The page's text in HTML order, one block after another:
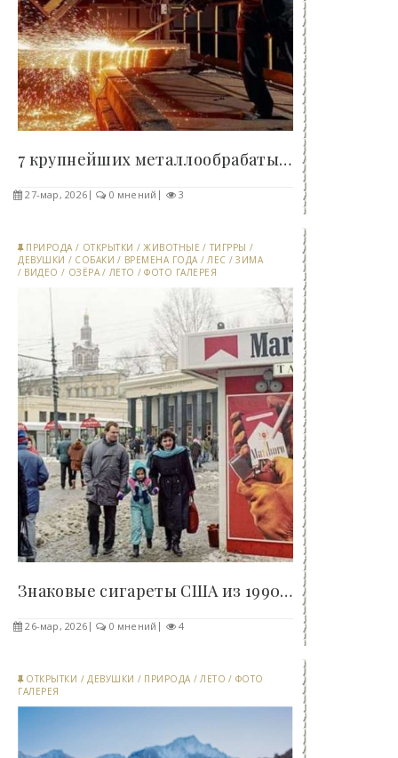
7 крупнейших металлообрабатывающих предприятий..
27-мар, 2026 0 мнений 3
ПРИРОДА / ОТКРЫТКИ /ЖИВОТНЫЕ / ТИГРРЫ /
ДЕВУШКИ / СОБАКИ / ВРЕМЕНА ГОДА / ЛЕС /ЗИМА
/ ВИДЕО / ОЗЁРА / ЛЕТО /ФОТО ГАЛЕРЕЯ
Знаковые сигареты США из 1990-х, что можно..
26-мар, 2026 0 мнений 4
ОТКРЫТКИ /ДЕВУШКИ / ПРИРОДА /ЛЕТО / ФОТО
ГАЛЕРЕЯ